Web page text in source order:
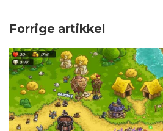
Forrige artikkel